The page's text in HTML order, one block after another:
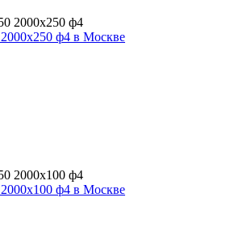
ф4 в Москве
ф4 в Москве